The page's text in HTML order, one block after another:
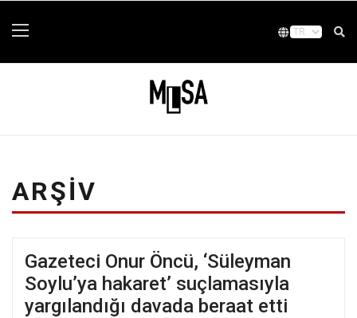
ARŞIV
Gazeteci Onur Öncü, ‘Süleyman
Soylu’ya hakaret’ suçlamasıyla
yargılandığı davada beraat etti